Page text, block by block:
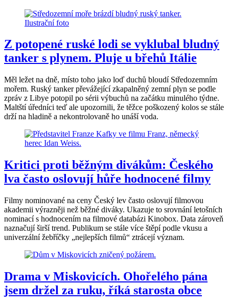
Z potopené ruské lodi se vyklubal bludný
tanker s plynem. Pluje u břehů Itálie
Měl ležet na dně, místo toho jako loď duchů bloudí Středozemním
mořem. Ruský tanker převážející zkapalněný zemní plyn se podle
zpráv z Libye potopil po sérii výbuchů na začátku minulého týdne.
Maltští úředníci teď ale upozornili, že těžce poškozený kolos se stále
drží na hladině a nekontrolovaně ho unáší voda.
Kritici proti běžným divákům: Českého
lva často oslovují hůře hodnocené filmy
Filmy nominované na ceny Český lev často oslovují filmovou
akademii výrazněji než běžné diváky. Ukazuje to srovnání letošních
nominací s hodnocením na filmové databázi Kinobox. Data zároveň
naznačují širší trend. Publikum se stále více štěpí podle vkusu a
univerzální žebříčky „nejlepších filmů“ ztrácejí význam.
Drama v Miskovicích. Ohořelého pána
jsem držel za ruku, říká starosta obce